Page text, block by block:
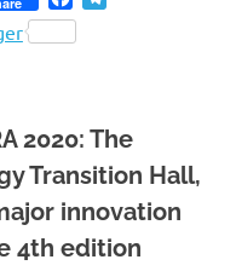
2020: The
Transition Hall,
innovation
4th edition